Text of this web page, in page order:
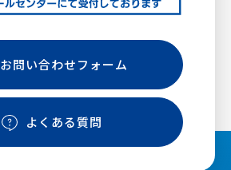
お問い合わせフォーム
よくある質問